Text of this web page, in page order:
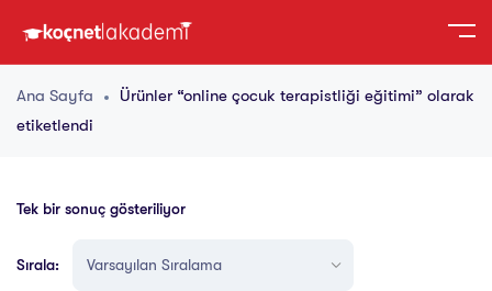
Ana Sayfa
Ürünler “online çocuk terapistliği eğitimi” olarak
etiketlendi
Tek bir sonuç gösteriliyor
Sırala: